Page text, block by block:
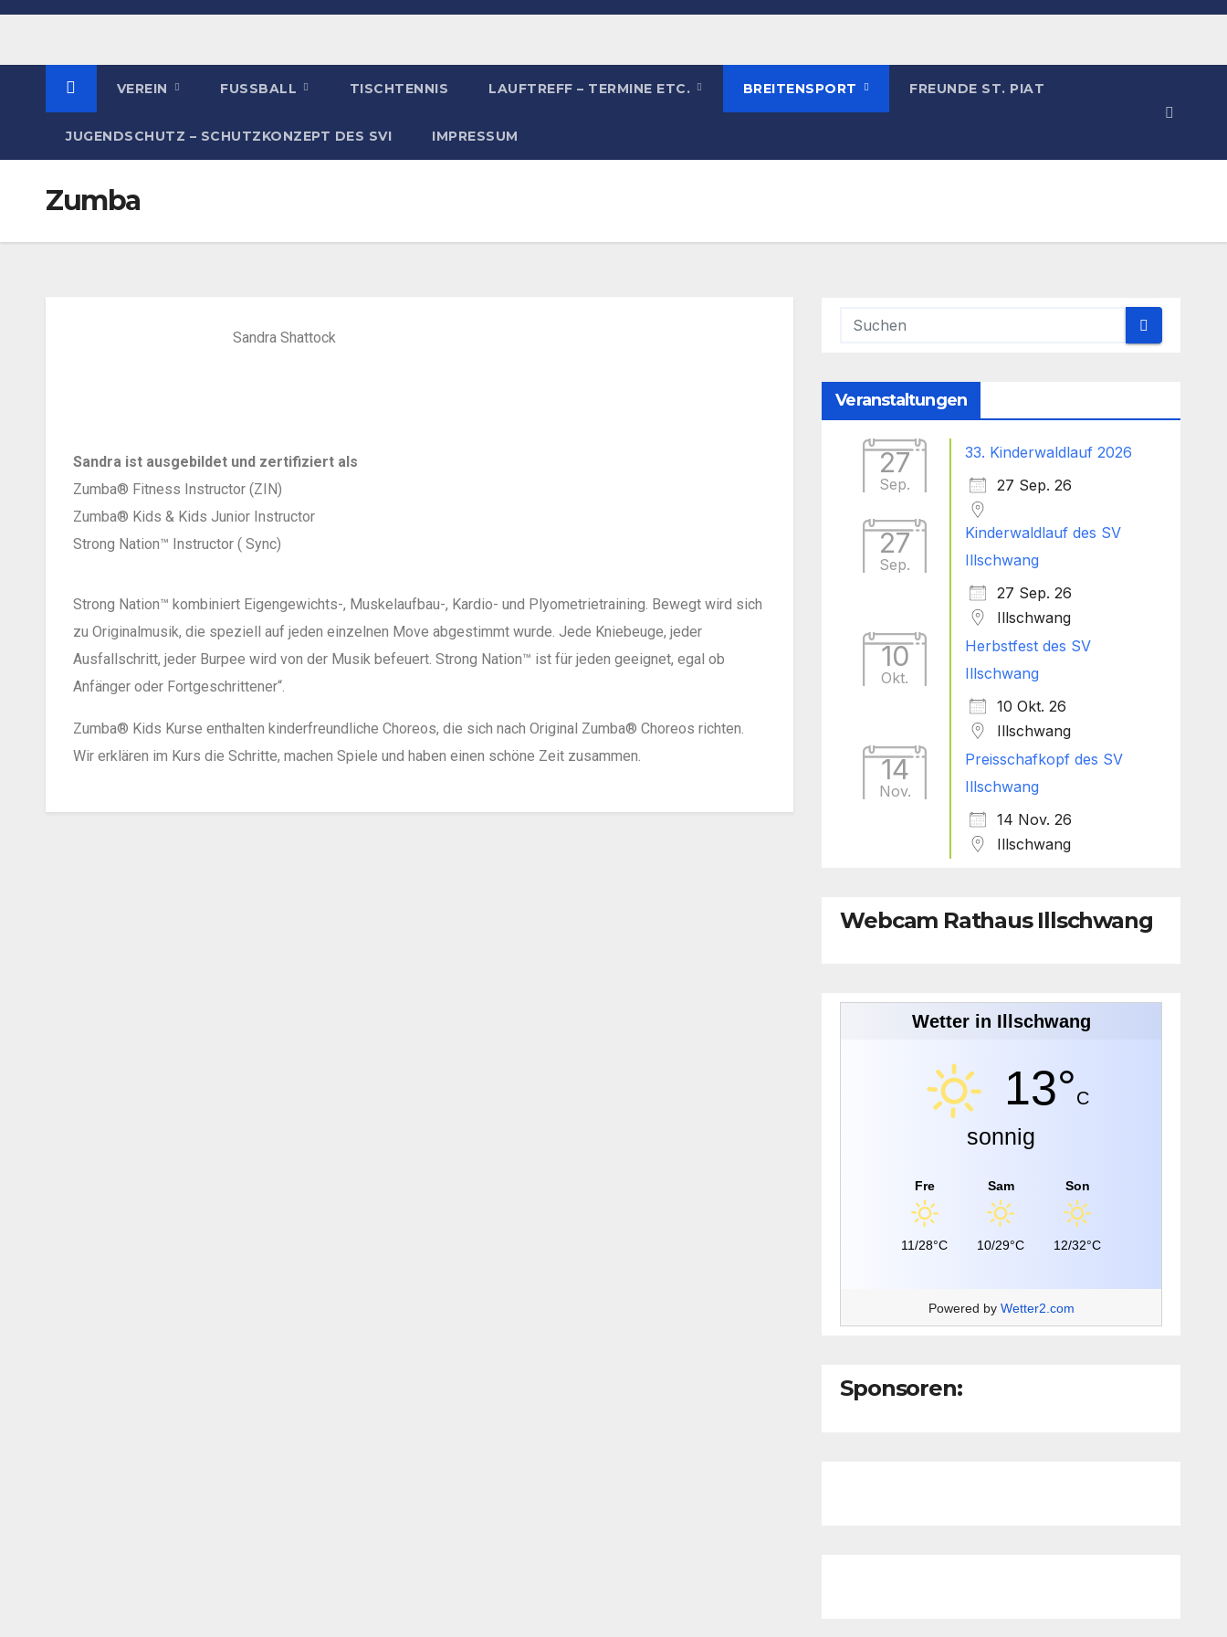
VEREIN FUSSBALL TISCHTENNIS LAUFTREFF – TERMINE ETC. BREITENSPORT FREUNDE ST. PIAT
JUGENDSCHUTZ – SCHUTZKONZEPT DES SVI IMPRESSUM
Zumba
Sandra Shattock
Sandra ist ausgebildet und zertifiziert als
Zumba® Fitness Instructor (ZIN)
Zumba® Kids & Kids Junior Instructor
Strong Nation™ Instructor ( Sync)
Strong Nation™ kombiniert Eigengewichts-, Muskelaufbau-, Kardio- und Plyometrietraining. Bewegt wird sich
zu Originalmusik, die speziell auf jeden einzelnen Move abgestimmt wurde. Jede Kniebeuge, jeder
Ausfallschritt, jeder Burpee wird von der Musik befeuert. Strong Nation™ ist für jeden geeignet, egal ob
Anfänger oder Fortgeschrittener“.
Zumba® Kids Kurse enthalten kinderfreundliche Choreos, die sich nach Original Zumba® Choreos richten.
Wir erklären im Kurs die Schritte, machen Spiele und haben einen schöne Zeit zusammen.
Veranstaltungen
27
Sep.
33. Kinderwaldlauf 2026
27 Sep. 26
27
Sep.
Kinderwaldlauf des SV
Illschwang
27 Sep. 26
Illschwang
10
Okt.
Herbstfest des SV
Illschwang
10 Okt. 26
Illschwang
14
Nov.
Preisschafkopf des SV
Illschwang
14 Nov. 26
Illschwang
Webcam Rathaus Illschwang
Wetter in Illschwang
13°C
sonnig
Fre
11/28°C
Sam
10/29°C
Son
12/32°C
Powered by Wetter2.com
Sponsoren: